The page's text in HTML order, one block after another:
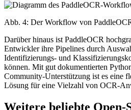
Abb. 4: Der Workflow von
Darüber hinaus ist PaddleOCR
Entwickler ihre Pipelines durch
Identifizierungs- und
können. Mit gut dokumentierten
Community-Unterstützung ist es eine
Lösung für eine Vielzahl von OCR-
Weitere beliebte Open-